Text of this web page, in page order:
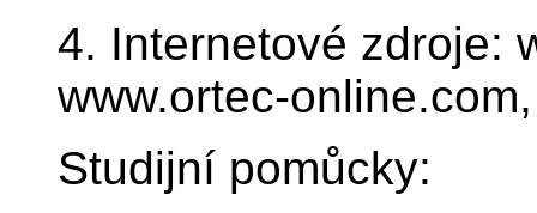
4. Internetové zdroje:
www.ortec-
Studijní pomůcky: